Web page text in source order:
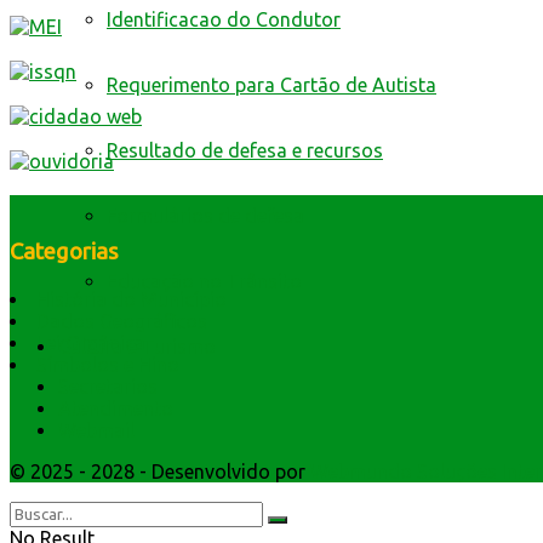
Identificacao do Condutor
Requerimento para Cartão de Autista
Resultado de defesa e recursos
Categorias
Lei Orgânica
© 2025 - 2028 - Desenvolvido por
No Result